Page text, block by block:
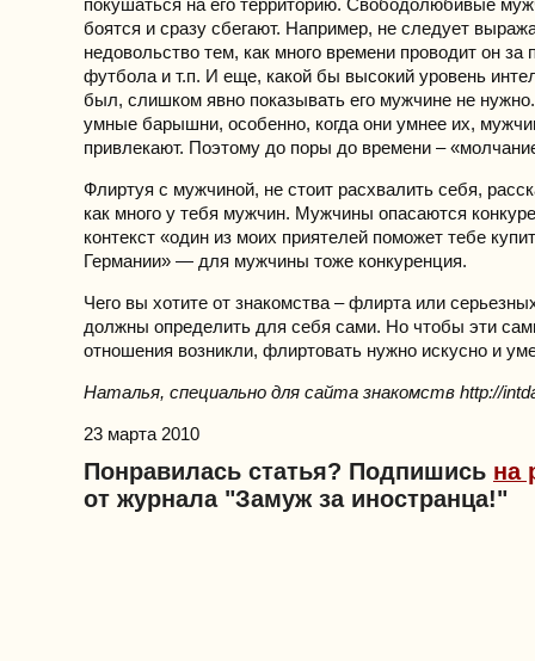
покушаться на его территорию. Свободолюбивые
боятся и сразу сбегают. Например, не следует
недовольство тем, как много времени проводит он за
футбола и т.п. И еще, какой бы высокий уровень
был, слишком явно показывать его мужчине не
умные барышни, особенно, когда они умнее их,
привлекают. Поэтому до поры до времени –
Флиртуя с мужчиной, не стоит расхвалить себя,
как много у тебя мужчин. Мужчины опасаются
контекст «один из моих приятелей поможет тебе
Германии» — для мужчины тоже конкуренция.
Чего вы хотите от знакомства – флирта или
должны определить для себя сами. Но чтобы эти
отношения возникли, флиртовать нужно искусно и
Наталья, специально для сайта знакомств http://
23 марта 2010
Понравилась статья? Подпишись на
от журнала "Замуж за иностранца!"